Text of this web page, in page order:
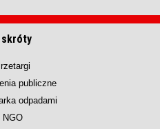
skróty
publiczne
odpadami
NGO